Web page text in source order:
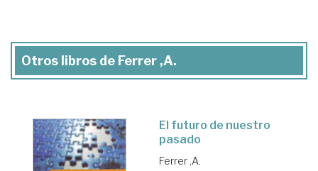
Otros libros de Ferrer ,A.
El futuro de nuestro
pasado
Ferrer ,A.